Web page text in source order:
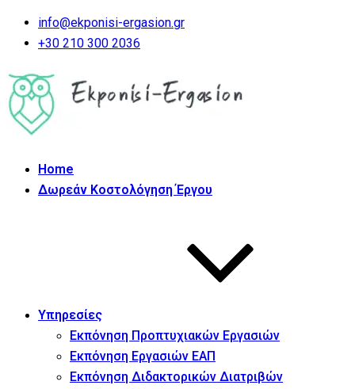
info@ekponisi-ergasion.gr
+30 210 300 2036
Home
Δωρεάν Κοστολόγηση Έργου
Υπηρεσίες
Εκπόνηση Προπτυχιακών Εργασιών
Εκπόνηση Εργασιών ΕΑΠ
Εκπόνηση Διδακτορικών Διατριβών